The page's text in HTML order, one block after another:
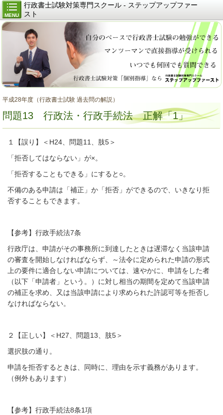
MENU
行政書士試験対策専門スクール - ステップアップファー
スト
平成28年度（行政書士試験 過去問の解説）
問題13 行政法・行政手続法 正解「1」
１【誤り】＜H24、問題11、肢5＞
「拒否してはならない」が×。
「拒否することもできる」にすると○。
不備のある申請は「補正」か「拒否」ができるので、いきなり拒
否することもできます。
【参考】行政手続法7条
行政庁は、申請がその事務所に到達したときは遅滞なく当該申請
の審査を開始しなければならず、～法令に定められた申請の形式
上の要件に適合しない申請については、速やかに、申請をした者
（以下「申請者」という。）に対し相当の期間を定めて当該申請
の補正を求め、又は当該申請により求められた許認可等を拒否し
なければならない。
２【正しい】＜H27、問題13、肢5＞
選択肢の通り。
申請を拒否するときは、同時に、理由を示す義務があります。
（例外もあります）
【参考】行政手続法8条1項